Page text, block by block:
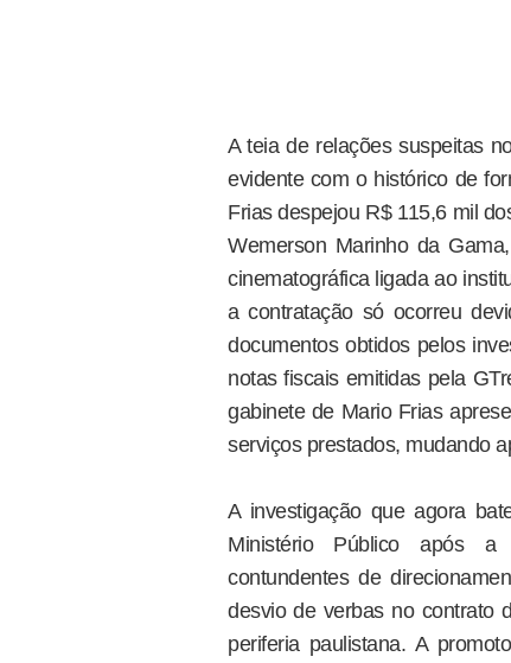
A teia de relações suspeitas
evidente com o histórico de
Frias despejou R$ 115,6 mil
Wemerson Marinho da
cinematográfica ligada ao
a contratação só ocorreu
documentos obtidos pelos
notas fiscais emitidas pela
gabinete de Mario Frias
serviços prestados, mudando
A investigação que agora
Ministério Público após a
contundentes de
desvio de verbas no contrato
periferia paulistana. A